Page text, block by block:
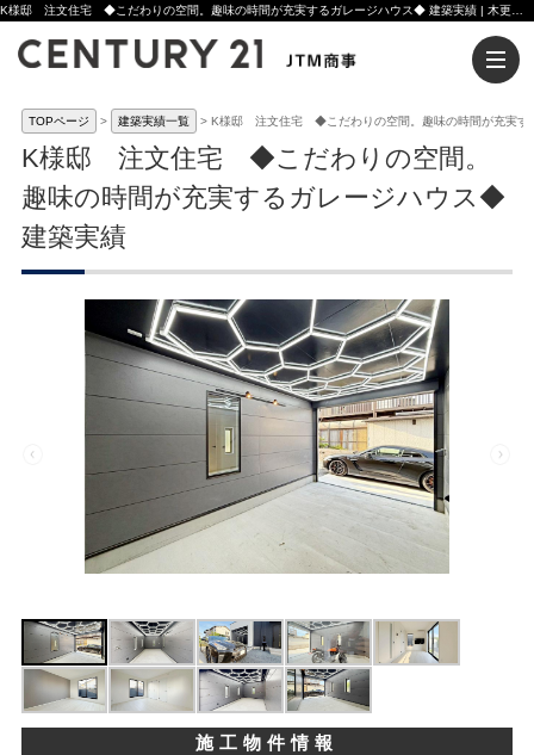
TOPページ 建築実績一覧 K様邸 注文住宅 ◆こだわりの空間。趣味の時間が充実す
K様邸 注文住宅 ◆こだわりの空間。
趣味の時間が充実するガレージハウス◆
建築実績
施工物件情報